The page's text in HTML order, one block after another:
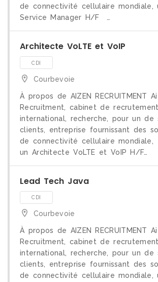
CDI
de connectivité cellulaire mondiale,
Service Manager H/F …
Architecte VoLTE et VoIP
Courbevoie
À propos de AIZEN RECRUITMENT
Recruitment, cabinet de recrutement
international, recherche, pour un de
clients, entreprise fournissant des
de connectivité cellulaire mondiale,
un Architecte VoLTE et VoIP H/F…
Lead Tech Java
Courbevoie
À propos de AIZEN RECRUITMENT
Recruitment, cabinet de recrutement
international, recherche, pour un de
clients, entreprise fournissant des
de connectivité cellulaire mondiale,